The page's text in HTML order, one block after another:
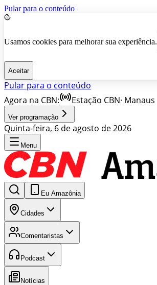
Pular para o conteúdo
Usamos cookies para melhorar sua experiência.
Aceitar
Pular para o conteúdo
Agora na CBN:
Estação CBN· Manaus
Ver programação
Quinta-feira, 6 de agosto de 2026
Menu
Eu Amazônia
Cidades
Comentaristas
Podcast
Notícias